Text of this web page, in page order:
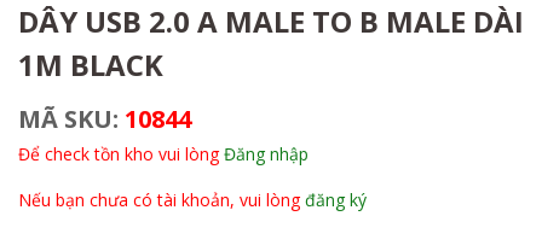
DÂY USB 2.0 A MALE TO B MALE DÀI
1M BLACK
MÃ SKU: 10844
Để check tồn kho vui lòngĐăng nhập
Nếu bạn chưa có tài khoản, vui lòngđăng ký